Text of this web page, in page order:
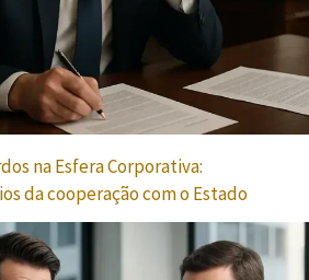
na Esfera Corporativa:
da cooperação com o Estado